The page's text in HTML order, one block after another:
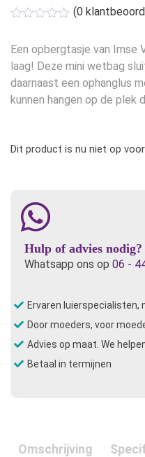
Hoe begin ik?
(0
Een opbergtasje van
laag! Deze mini wetbag
daarnaast een ophanglus
kunnen hangen op de plek
Dit product is nu niet op
Hulp of advies nodig?
Whatsapp ons op 06 -
Ervaren luierspecialisten,
Door moeders, voor
Advies op maat. We
Betaal in termijnen
Omschrijving